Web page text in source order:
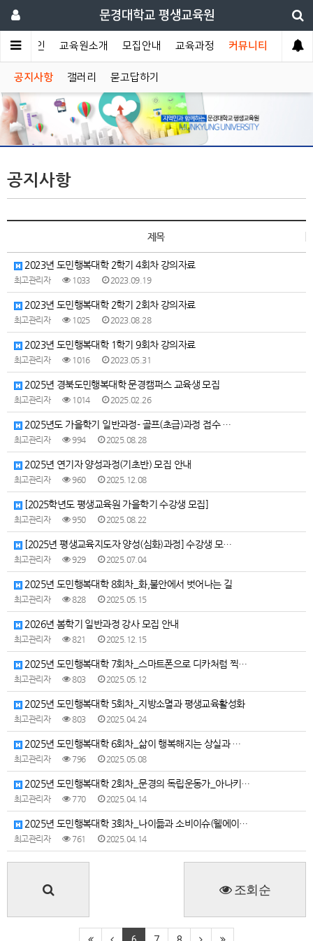
문경대학교 평생교육원
메인 교육원소개 모집안내 교육과정 커뮤니티
공지사항 갤러리 묻고답하기
공지사항
제목
2023년 도민행복대학 2학기 4회차 강의자료
최고관리자 1033 2023.09.19
2023년 도민행복대학 2학기 2회차 강의자료
최고관리자 1025 2023.08.28
2023년 도민행복대학 1학기 9회차 강의자료
최고관리자 1016 2023.05.31
2025년 경북도민행복대학 문경캠퍼스 교육생 모집
최고관리자 1014 2025.02.26
2025년도 가을학기 일반과정- 골프(초급)과정 접수 …
최고관리자 994 2025.08.28
2025년 연기자 양성과정(기초반) 모집 안내
최고관리자 960 2025.12.08
[2025학년도 평생교육원 가을학기 수강생 모집]
최고관리자 950 2025.08.22
[2025년 평생교육지도자 양성(심화)과정] 수강생 모…
최고관리자 929 2025.07.04
2025년 도민행복대학 8회차_화,불안에서 벗어나는 길
최고관리자 828 2025.05.15
2026년 봄학기 일반과정 강사 모집 안내
최고관리자 821 2025.12.15
2025년 도민행복대학 7회차_스마트폰으로 디카처럼 찍…
최고관리자 803 2025.05.12
2025년 도민행복대학 5회차_지방소멸과 평생교육활성화
최고관리자 803 2025.04.24
2025년 도민행복대학 6회차_삶이 행복해지는 상실과 …
최고관리자 796 2025.05.08
2025년 도민행복대학 2회차_문경의 독립운동가_아나키…
최고관리자 770 2025.04.14
2025년 도민행복대학 3회차_나이듦과 소비이슈(웰에이…
최고관리자 761 2025.04.14
조회순